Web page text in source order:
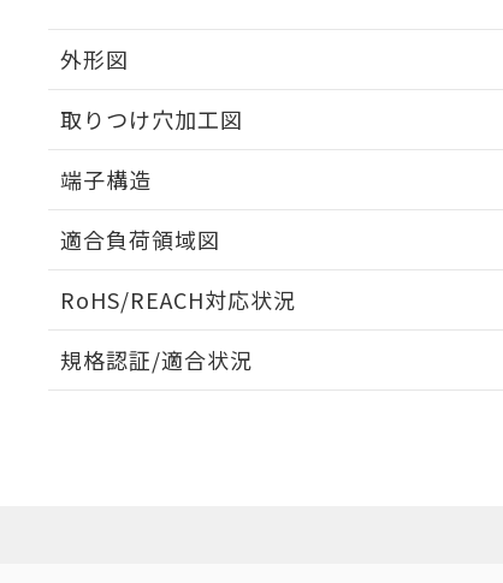
外形図
取りつけ穴加工図
端子構造
適合負荷領域図
RoHS/REACH対応状況
EU RoHS 注意事項・凡例
規格認証/適合状況